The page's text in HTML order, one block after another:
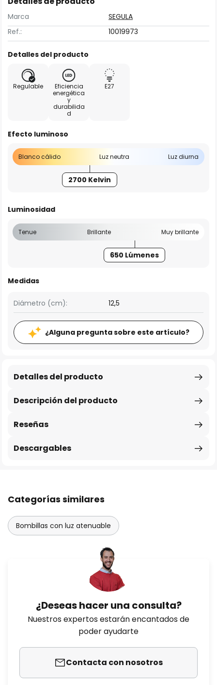
Marca
SEGULA
Ref.:
10019973
Detalles del producto
Regulable
Eficiencia
energética
y
durabilida
d
E27
Efecto luminoso
Blanco cálido Luz neutra Luz diurna
2700 Kelvin
Luminosidad
Tenue Brillante Muy brillante
650 Lúmenes
Medidas
Diámetro (cm): 12,5
¿Alguna pregunta sobre este artículo?
Descripción del producto
Detalles del producto
Reseñas
Descargables
Categorías similares
Bombillas con luz atenuable
¿Deseas hacer una consulta?
Nuestros expertos estarán encantados de
poder ayudarte
Contacta con nosotros